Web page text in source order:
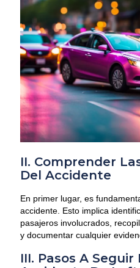
II. Comprender
Del Accidente
En primer lugar, es
accidente. Esto implica
pasajeros involucrados,
y documentar cualquier
III. Pasos A